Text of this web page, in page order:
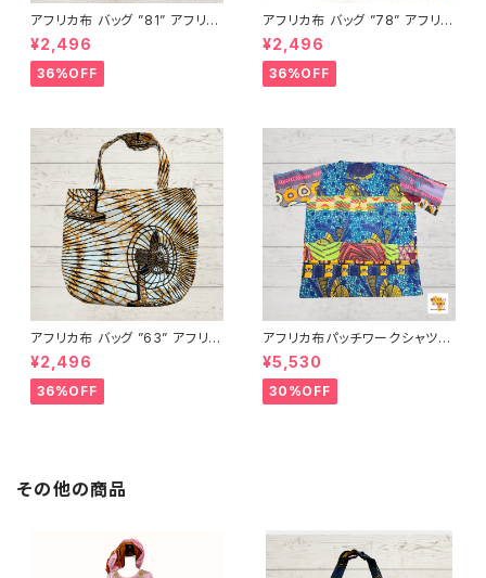
アフリカ布 バッグ ”81” アフリカ
ンプリント パーニュ カンガ キテ
ンゲ トートバッグ エコバッグ ギ
ニア フェアトレード INUWALIA
FRICA
¥2,496
36%OFF
アフリカ布 バッグ ”78” アフリカ
ンプリント パーニュ カンガ キテ
ンゲ トートバッグ エコバッグ ギ
ニア フェアトレード INUWALIA
FRICA
¥2,496
36%OFF
アフリカ布 バッグ ”63” アフリカ
ンプリント パーニュ カンガ キテ
ンゲ トートバッグ エコバッグ ギ
ニア フェアトレード INUWALIA
FRICA
¥2,496
36%OFF
アフリカ布パッチワークシャツ
男女兼用 パーニュ キテンゲ ギ
ニア フェアトレード INUWALIA
FRICA patch-s-1
¥5,530
30%OFF
その他の商品